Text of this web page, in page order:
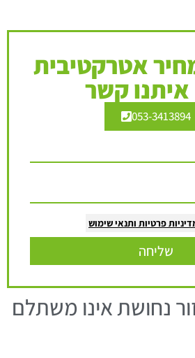
אטרקטיבית
איתנו קשר
053-3413894
פרטיות ותנאי שימוש
שליחה
מיחזור נחושת אינו משתלם